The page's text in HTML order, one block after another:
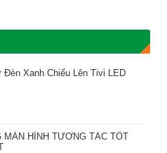
Đèn Xanh Chiếu Lên Tivi LED
MÀN HÌNH TƯƠNG TÁC TỐT